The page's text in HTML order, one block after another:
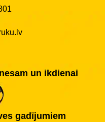
un ikdienai
gadījumiem